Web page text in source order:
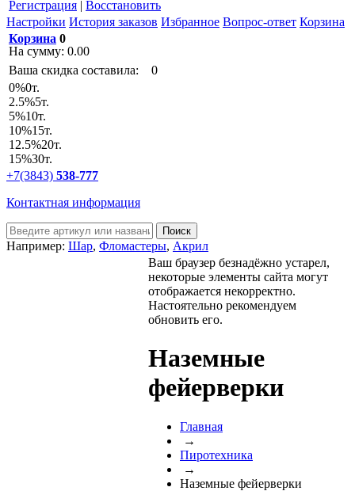
Регистрация | Восстановить
Настройки История заказов Избранное Вопрос-ответ Корзина
Корзина 0
На сумму: 0.00
Ваша скидка составила:
0
0%0т.
2.5%5т.
5%10т.
10%15т.
12.5%20т.
15%30т.
+7(3843) 538-777
Контактная информация
Например: Шар, Фломастеры, Акрил
Ваш браузер безнадёжно устарел,
некоторые элементы сайта могут
отображается некорректно.
Настоятельно рекомендуем
обновить его.
Наземные
фейерверки
Главная
→
Пиротехника
→
Наземные фейерверки